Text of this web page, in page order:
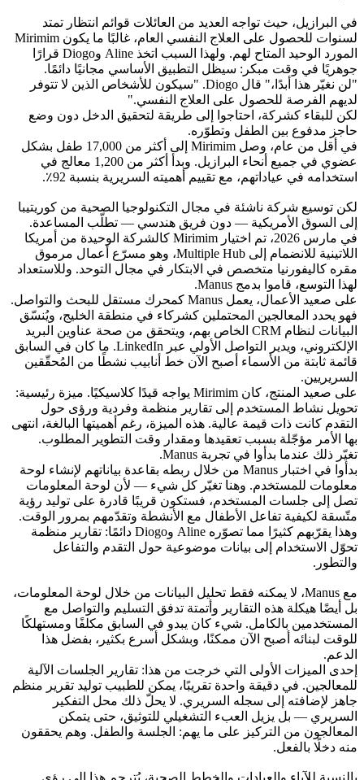
في البرازيل، حيث تواجه العديد من العائلات قوائم انتظار تمتد
المورد الوحيد المتاح لهم. ولهذا السبب اتخذ Aline وDiogo قرارًا
جوهريًا في وقت مبكر: سيظل التطبيق الأساسي مجانيًا دائمًا.
"لن نغيّر هذا أبدًا،" قال Diogo. "سيكون للأشخاص الذين لا تتوفر
لديهم الفرصة للحصول على العلاج النفسي."
لكن للبقاء كشركة، احتاجوا إلى طريقة لتحقيق الدخل دون وضع
حاجز مدفوع بين الطفل وتطوّره.
في أقل من عام، وصل Mirimim إلى أكثر من 17,000 طفل بشكل
عضوي في جميع أنحاء البرازيل. وبدأ أكثر من 1,200 معالج في
استخدامه في عياداتهم، مع تقييم أهميته السريرية بنسبة 92٪.
لكن توسيع شركة ناشئة في مجال التكنولوجيا الصحية من كوريتيبا
إلى السوق الأمريكية — دون فريق هندسي — تطلّب المساعدة.
في مارس 2026، تم اختيار Mirimim كالشركة الوحيدة من أمريكا
اللاتينية للانضمام إلى Multiple Hub، وهو مسرّع أعمال مرموق
مقره كاليفورنيا متخصص في الابتكار في مجال التوحد. وللاستعداد
لهذا التوسع، قاموا بدمج Manus.
على صعيد الأعمال، يعمل Manus كمحرك مستقل للبحث والتواصل.
فهو يحدد المعالجين المحتملين كشركاء في منطقة الخليج، ويُنسّق
البيانات لنظام CRM الخاص بهم، ويتحقق من صحة عناوين البريد
الإلكتروني، ويدير التواصل الأولي عبر LinkedIn. ما كان في السابق
قائمة ثابتة من الأسماء أصبح الآن خط أنابيب نشطًا من المُحقّقين
السريريين.
على صعيد المنتج، كان Mirimim يواجه قيدًا كلاسيكيًا. ميزة رئيسية:
تحويل نشاط المستخدم إلى تقارير منظمة وفردية ورؤى حول
التقدم كانت ذات قيمة عالية. هذه الميزة، رغم أهميتها البالغة، انتهى
بها الأمر مؤجّلة بسبب تعقيدها ومقدار وقت التطوير المطلوب.
تغيّر ذلك عندما بدأوا في تجربة Manus.
بدأوا في اختبار Manus من خلال ربطه بقاعدة بياناتهم لإنشاء لوحة
معلومات للمستخدم. وهنا تغيّر كل شيء — لأن لوحة المعلومات
تصل إلى جلسات المستخدم، فستكون قريبًا قادرة على توليد رؤية
متّسقة لكيفية تفاعل الأطفال مع الأنشطة وتقدّمهم بمرور الوقت.
وهذا يقرّبهم كثيرًا مما تصوّره Aline وDiogo دائمًا: تقارير منظمة
تحوّل الاستخدام إلى بيانات موضوعية حول التقدم والتفاعل
والتطور.
مع Manus، لا يمكنه فقط تحليل البيانات من خلال لوحة المعلومات،
بل أيضًا هيكلة هذه التقارير وأتمتة تدفق التسليم والتواصل مع
المستخدمين بالكامل. شيء كان يبدو في السابق مكلفًا ومستهلكًا
للوقت لبنائه أصبح الآن ممكنًا، وبشكل أسرع بكثير، بفضل هذا
الدعم.
إحدى الميزات الأولى التي خرجت من هذا: تقارير الجلسات الآلية
للمعالجين. في دقيقة واحدة تقريبًا، يمكن للطبيب توليد تقرير منظم
جاهز لإضافته إلى سجله السريري. لا يحلّ ذلك محل التفكير
السريري — بل يزيل العبء التشغيلي للتوثيق، حتى يتمكن
المعالجون من التركيز على ما يهم: الجلسة والطفل. وهم يحققون
منه دخلًا بالفعل.
بالنسبة للآباء والعيادات والخطط الصحية، يُترجم هذا إلى رؤى